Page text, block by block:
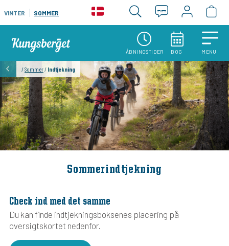
ÅBNINGSTIDER BOG MENU
/Sommer/ Indtjekning
VINTER SOMMER
Sommerindtjekning
Check ind med det samme
Du kan finde indtjekningsboksenes placering på
oversigtskortet nedenfor.